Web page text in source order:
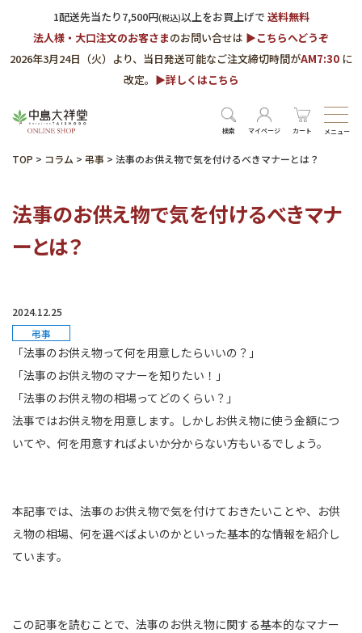
1配送先当たり7,500円(税込)以上をお買上げで 送料無料
法人様・大口注文のお客さまのお問い合せは ▶︎こちらへどうぞ
2026年3月24日（火）より、当日発送可能なご注文締切時間がAM7:30 に
改定。 ▶︎詳しくはこちら
検索 マイページ カート メニュー
TOP > コラム > 弔事 > 法事のお供え物で気を付けるべきマナーとは？
法事のお供え物で気を付けるべきマナ
ーとは？
2024.12.25
弔事
「法事のお供え物って何を用意したらいいの？」
「法事のお供え物のマナーを知りたい！」
「法事のお供え物の相場ってどのくらい？」
法事ではお供え物を用意します。しかしお供え物に使う金額につ
いてや、何を用意すればよいか分からない方もいるでしょう。
本記事では、法事のお供え物で気を付けておきたいことや、お供
え物の相場、何を選べばよいのかといった基本的な情報を紹介し
ています。
この記事を読むことで、法事のお供え物に関する基本的なマナー